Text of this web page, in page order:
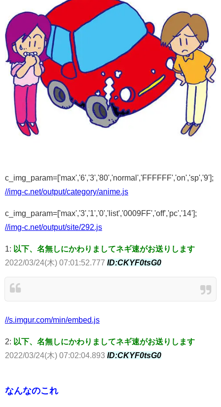
c_img_param=['max','6','3','80','normal','FFFFFF','on','sp','9'];
//img-c.net/output/category/anime.js
c_img_param=['max','3','1','0','list','0009FF','off','pc','14'];
//img-c.net/output/site/292.js
1: 以下、名無しにかわりましてネギ速がお送りします
2022/03/24(木) 07:01:52.777 ID:CKYF0tsG0
//s.imgur.com/min/embed.js
2: 以下、名無しにかわりましてネギ速がお送りします
2022/03/24(木) 07:02:04.893 ID:CKYF0tsG0
なんなのこれ